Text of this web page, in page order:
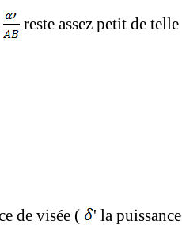
reste assez petit de telle
de visée (
' la puissance